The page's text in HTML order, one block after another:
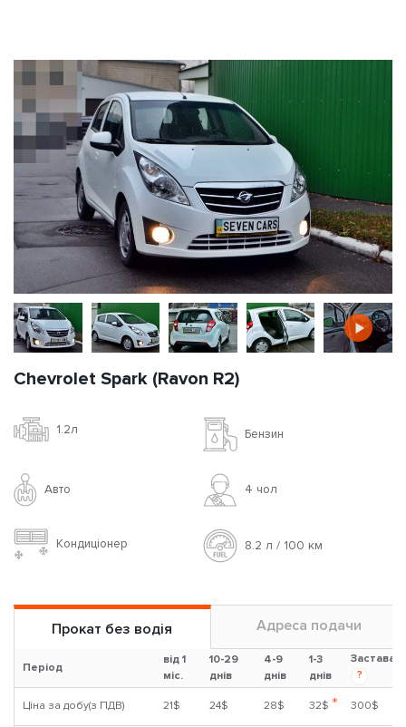
Chevrolet Spark (Ravon R2)
1.2л Бензин
Авто 4 чoл
Кондиціонер 8.2 л / 100 км
Прокат без водія Адреса подачи
Період
від 1
міс.
10-29
днів
4-9
днів
1-3
днів
Застава
?
Ціна за добу(з ПДВ) 21$ 24$ 28$ 32$ * 300$